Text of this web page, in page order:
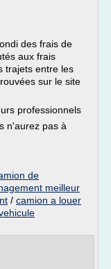
des frais de
aux frais
trajets entre les
sur le site
professionnels
n'aurez pas à
de
meilleur
/ camion a louer